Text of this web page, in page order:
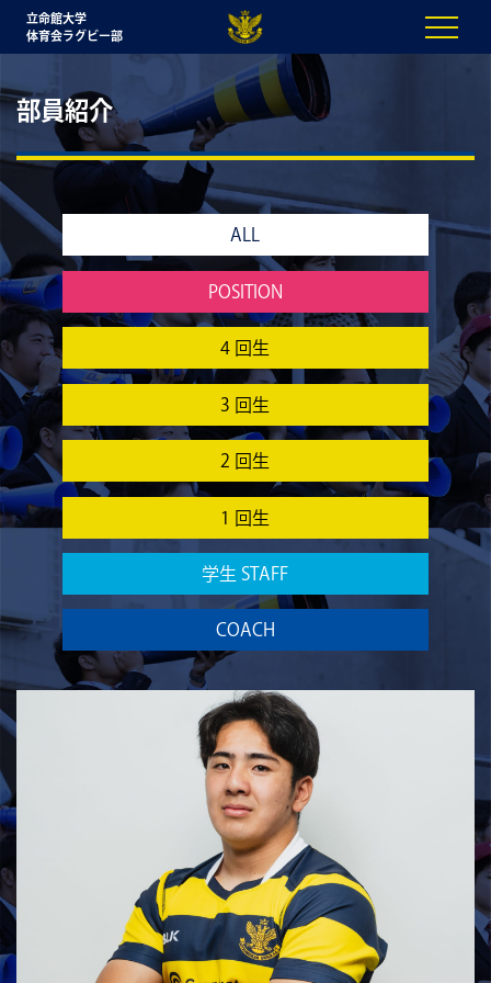
立命館大学
体育会ラグビー部
部員紹介
ALL
POSITION
4 回生
3 回生
2 回生
1 回生
学生 STAFF
COACH